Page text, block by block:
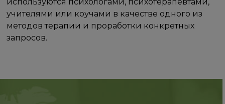
учителями или коучами в качестве одного из
методов терапии и проработки конкретных
запросов.